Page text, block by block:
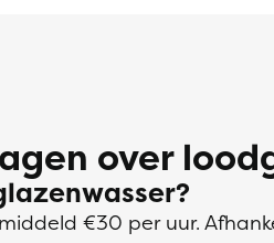
over
€30 per uur.